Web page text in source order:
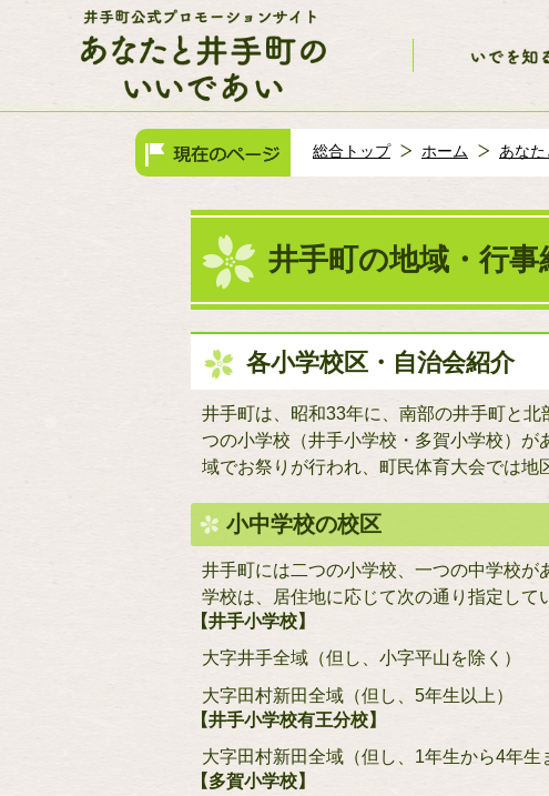
総合トップ ホーム あな
井手町の地域・行事
各小学校区・自治会紹介
井手町は、昭和33年に、南部の井手町と
つの小学校（井手小学校・多賀小学校）
域でお祭りが行われ、町民体育大会では地
小中学校の校区
井手町には二つの小学校、一つの中学校
学校は、居住地に応じて次の通り指定して
【井手小学校】
大字井手全域（但し、小字平山を除く）
大字田村新田全域（但し、5年生以上）
【井手小学校有王分校】
大字田村新田全域（但し、1年生から4年生
【多賀小学校】